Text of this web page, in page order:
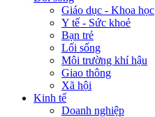
Giáo dục - Khoa học
Y tế - Sức khoẻ
Bạn trẻ
Lối sống
Môi trường khí hậu
Giao thông
Xã hội
Kinh tế
Doanh nghiệp